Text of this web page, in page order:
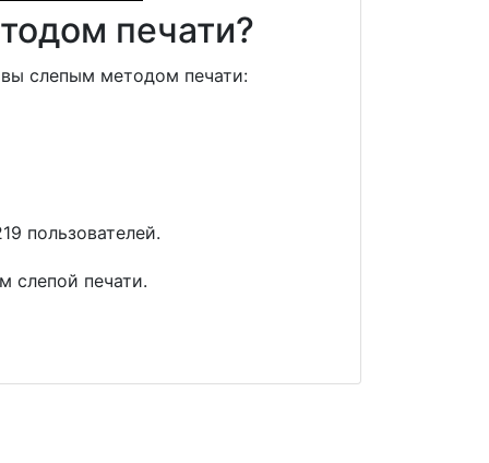
печати?
слепым методом печати:
пользователей.
слепой печати.